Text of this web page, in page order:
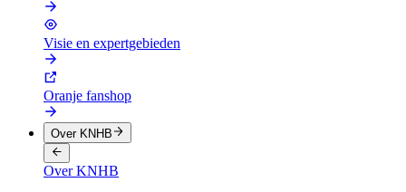
Visie en expertgebieden
Oranje fanshop
Over KNHB
Over KNHB